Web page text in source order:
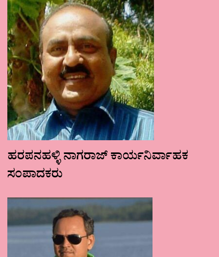
ಹರಪನಹಳ್ಳಿ ನಾಗರಾಜ್ ಕಾರ್ಯನಿರ್ವಾಹಕ
ಸಂಪಾದಕರು